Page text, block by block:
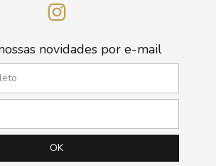
novidades por e-mail